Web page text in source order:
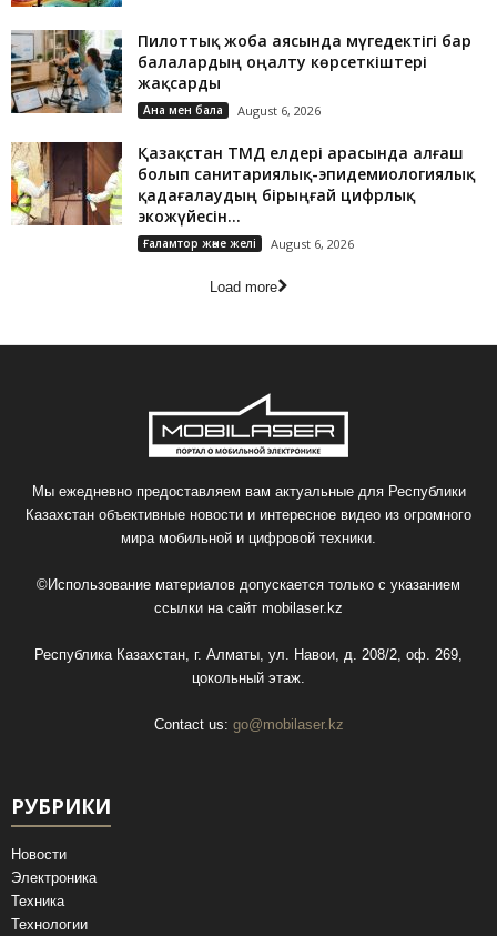
Пилоттық жоба аясында мүгедектігі бар
балалардың оңалту көрсеткіштері
жақсарды
Ана мен бала August 6, 2026
Қазақстан ТМД елдері арасында алғаш
болып санитариялық-эпидемиологиялық
қадағалаудың бірыңғай цифрлық
экожүйесін...
Ғаламтор және желі August 6, 2026
Load more
Мы ежедневно предоставляем вам актуальные для Республики
Казахстан объективные новости и интересное видео из огромного
мира мобильной и цифровой техники.
©Использование материалов допускается только с указанием
ссылки на сайт mobilaser.kz
Республика Казахстан, г. Алматы, ул. Навои, д. 208/2, оф. 269,
цокольный этаж.
Contact us: go@mobilaser.kz
РУБРИКИ
Новости
Электроника
Техника
Технологии